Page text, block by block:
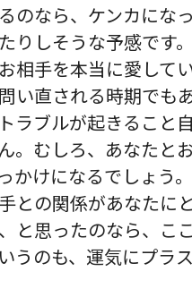
のなら、ケンカにな
りしそうな予感です。
相手を本当に愛して
い直される時期でもあ
ラブルが起きること
。むしろ、あなたと
かけになるでしょう。
との関係があなたに
と思ったのなら、こ
うのも、運気にプラ